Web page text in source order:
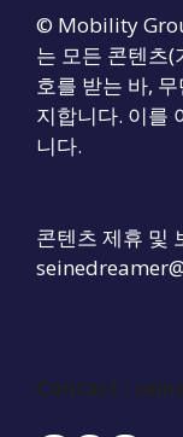
© Mobility
는 모든 콘텐츠(
호를 받는 바,
지합니다. 이를
니다.
콘텐츠 제휴 및
Contact :